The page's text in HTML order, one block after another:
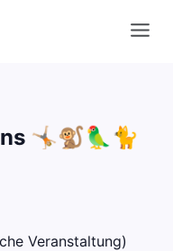
🤸🏼🐒🦜🐈
Veranstaltung)